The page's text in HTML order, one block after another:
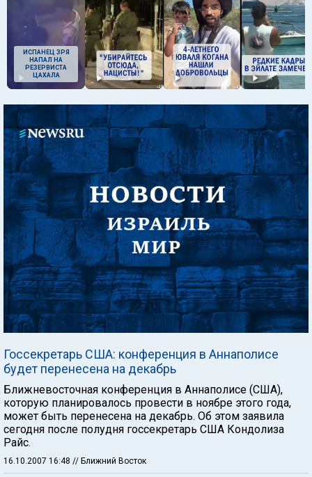
ИСПАНЕЦ ЗРЯ
НАПАЛ НА
РЕЗЕРВИСТА
ЦАХАЛА
Госсекретарь США: конференция в Аннаполисе
будет перенесена на декабрь
Ближневосточная конференция в Аннаполисе (США),
которую планировалось провести в ноябре этого года,
может быть перенесена на декабрь. Об этом заявила
сегодня после полудня госсекретарь США Кондолиза
Райс.
16.10.2007 16:48 // Ближний Восток